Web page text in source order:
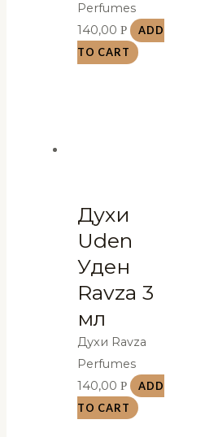
Perfumes
140,00Р
ADD
TO CART
Духи
Uden
Уден
Ravza 3
мл
Духи Ravza
Perfumes
140,00Р
ADD
TO CART